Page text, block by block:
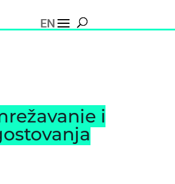
EN
i